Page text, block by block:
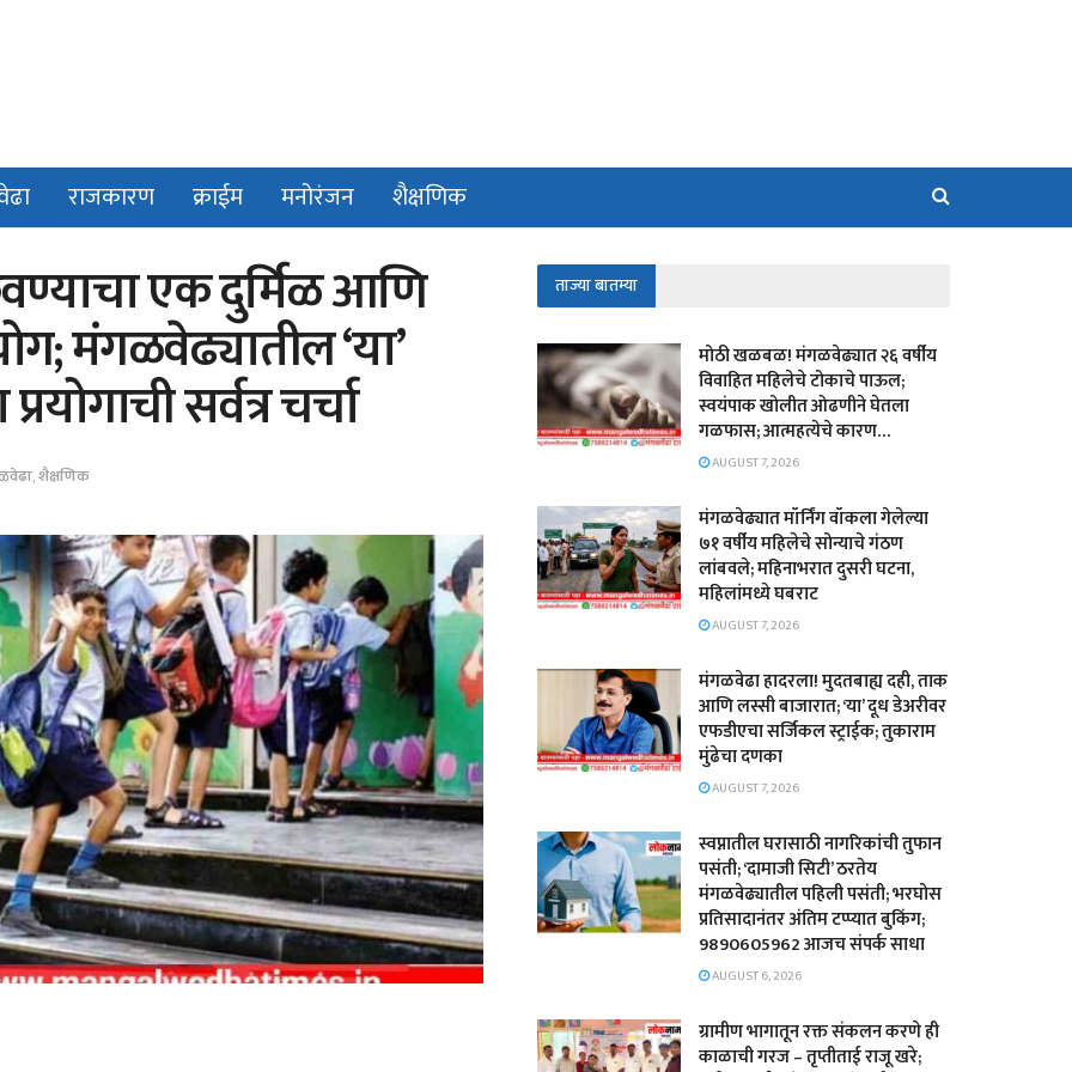
राजकारण क्राईम मनोरंजन शैक्षणिक
एक दुर्मिळ आणि
मंगळवेढ्यातील ‘या’
सर्वत्र चर्चा
,शैक्षणिक
ताज्या बातम्या
मोठी खळबळ! मंगळवेढ्यात २६ वर्षीय
विवाहित महिलेचे टोकाचे पाऊल;
स्वयंपाक खोलीत ओढणीने घेतला
गळफास; आत्महत्येचे कारण…
AUGUST 7, 2026
मंगळवेढ्यात मॉर्निंग वॉकला गेलेल्या
७१ वर्षीय महिलेचे सोन्याचे गंठण
लांबवले; महिनाभरात दुसरी घटना,
महिलांमध्ये घबराट
AUGUST 7, 2026
​मंगळवेढा हादरला! मुदतबाह्य दही, ताक
आणि लस्सी बाजारात; ‘या’ दूध डेअरीवर
एफडीएचा सर्जिकल स्ट्राईक; ​तुकाराम
मुंढेचा दणका
AUGUST 7, 2026
स्वप्नातील घरासाठी नागरिकांची तुफान
पसंती; ‘दामाजी सिटी’ ठरतेय
मंगळवेढ्यातील पहिली पसंती; भरघोस
प्रतिसादानंतर अंतिम टप्प्यात बुकिंग;
9890605962 आजच संपर्क साधा
AUGUST 6, 2026
ग्रामीण भागातून रक्त संकलन करणे ही
काळाची गरज – तृप्तीताई राजू खरे;